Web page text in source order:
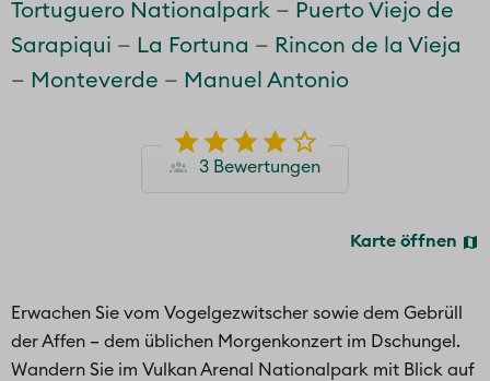
Tortuguero Nationalpark
Puerto Viejo de
Sarapiqui
La Fortuna
Rincon de la Vieja
Monteverde
Manuel Antonio
3 Bewertungen
Karte öffnen
Erwachen Sie vom Vogelgezwitscher sowie dem Gebrüll
der Affen – dem üblichen Morgenkonzert im Dschungel.
Wandern Sie im Vulkan Arenal Nationalpark mit Blick auf